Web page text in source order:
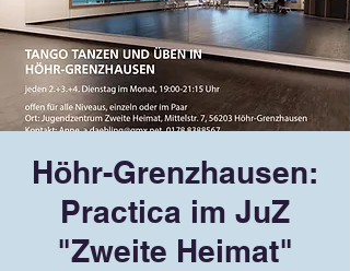
Höhr-Grenzhausen:
Practica im JuZ
"Zweite Heimat"